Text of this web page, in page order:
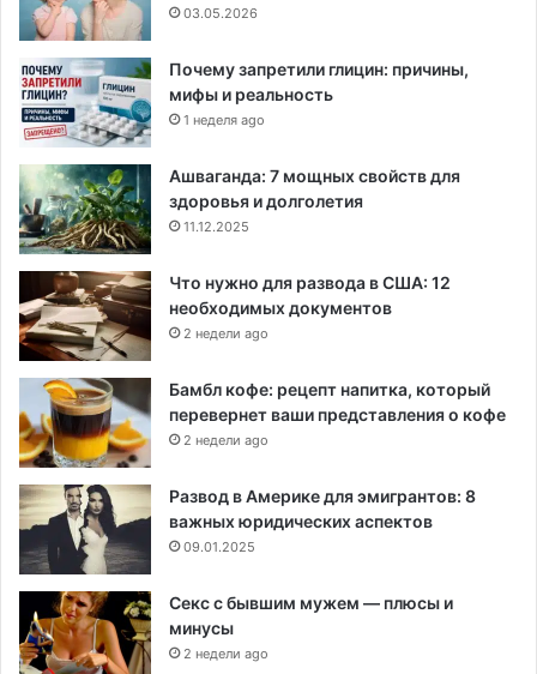
03.05.2026
Почему запретили глицин: причины,
мифы и реальность
1 неделя ago
Ашваганда: 7 мощных свойств для
здоровья и долголетия
11.12.2025
Что нужно для развода в США: 12
необходимых документов
2 недели ago
Бамбл кофе: рецепт напитка, который
перевернет ваши представления о кофе
2 недели ago
Развод в Америке для эмигрантов: 8
важных юридических аспектов
09.01.2025
Секс с бывшим мужем — плюсы и
минусы
2 недели ago